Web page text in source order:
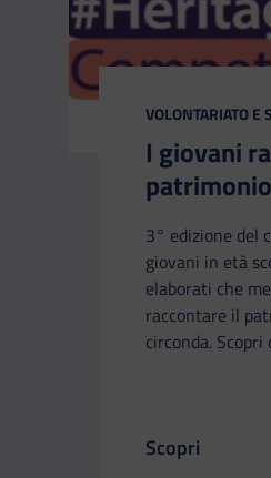
CATEGORIA:
VOLONTARIATO E
I giovani
3° edizione del
giovani in età
elaborati che
raccontare il
circonda.
Il link ti
Scopri